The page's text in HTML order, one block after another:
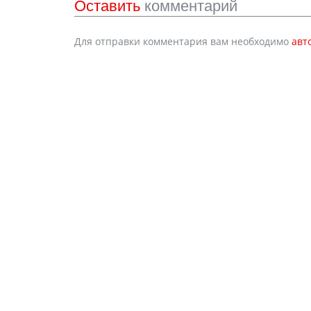
Оставить комментарий
Для отправки комментария вам необходимо